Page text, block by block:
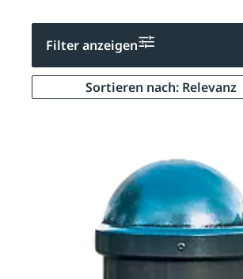
Filter anzeigen